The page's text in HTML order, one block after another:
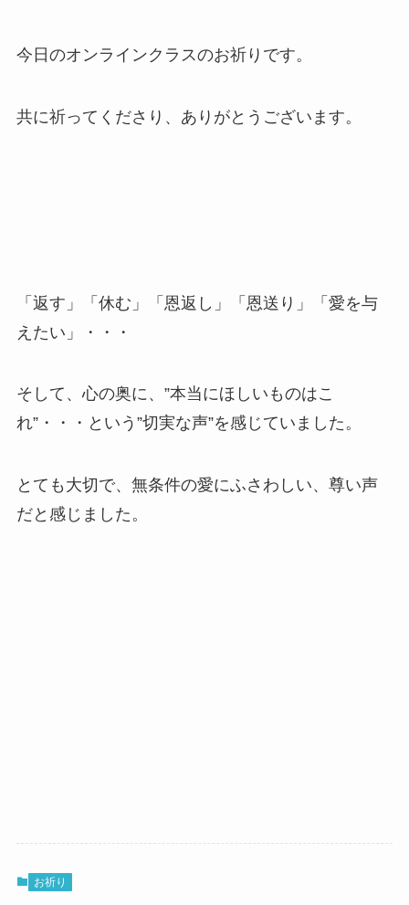
今日のオンラインクラスのお祈りです。
共に祈ってくださり、ありがとうございます。
「返す」「休む」「恩返し」「恩送り」「愛を与
えたい」・・・
そして、心の奥に、”本当にほしいものはこ
れ”・・・という”切実な声”を感じていました。
とても大切で、無条件の愛にふさわしい、尊い声
だと感じました。
お祈り